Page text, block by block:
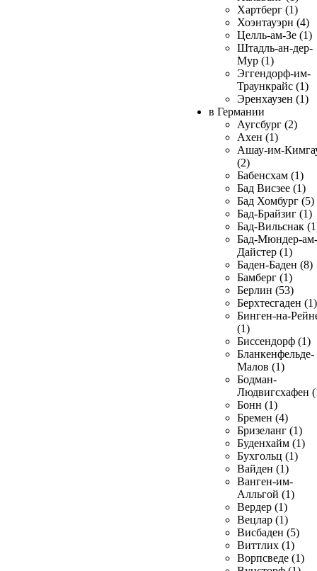
Хартберг (1)
Хоэнтауэрн (4)
Целль-ам-Зе (1)
Штадль-ан-дер-
Мур (1)
Эггендорф-им-
Траункрайс (1)
Эренхаузен (1)
в Германии
Аугсбург (2)
Ахен (1)
Ашау-им-
(2)
Бабенсхам (1)
Бад Висзее (1)
Бад Хомбург (5)
Бад-Брайзиг (1)
Бад-Вильснак
Бад-Мюндер-ам-
Дайстер (1)
Баден-Баден (8)
Бамберг (1)
Берлин (53)
Берхтесгаден (1)
Бинген-на-
(1)
Биссендорф (1)
Бланкенфельде-
Малов (1)
Бодман-
Людвигсхафен
Бонн (1)
Бремен (4)
Бризеланг (1)
Буденхайм (1)
Бухгольц (1)
Вайден (1)
Ванген-им-
Алльгой (1)
Вердер (1)
Вецлар (1)
Висбаден (5)
Виттлих (1)
Ворпсведе (1)